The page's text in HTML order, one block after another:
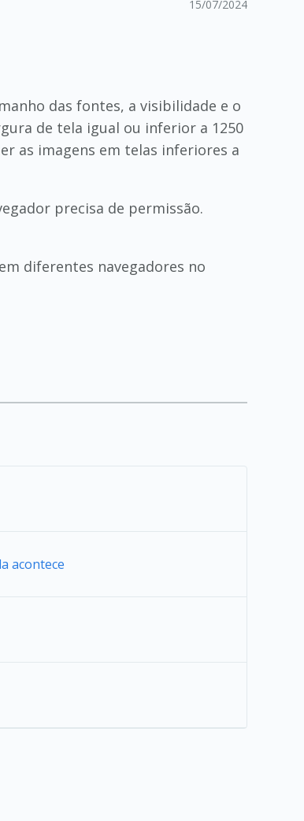
15/07/2024
das fontes, a visibilidade e o
de tela igual ou inferior a 1250
as imagens em telas inferiores a
precisa de permissão.
diferentes navegadores no
acontece